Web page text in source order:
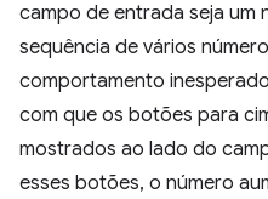
campo de entrada seja um
sequência de vários
comportamento
com que os botões para
mostrados ao lado do
esses botões, o número